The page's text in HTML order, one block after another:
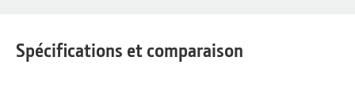
Spécifications et comparaison